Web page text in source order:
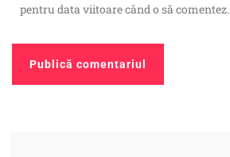
pentru data viitoare când o să comentez.